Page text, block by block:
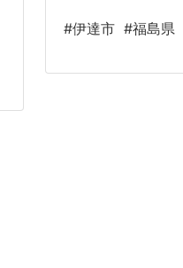
#伊達市 #福島県